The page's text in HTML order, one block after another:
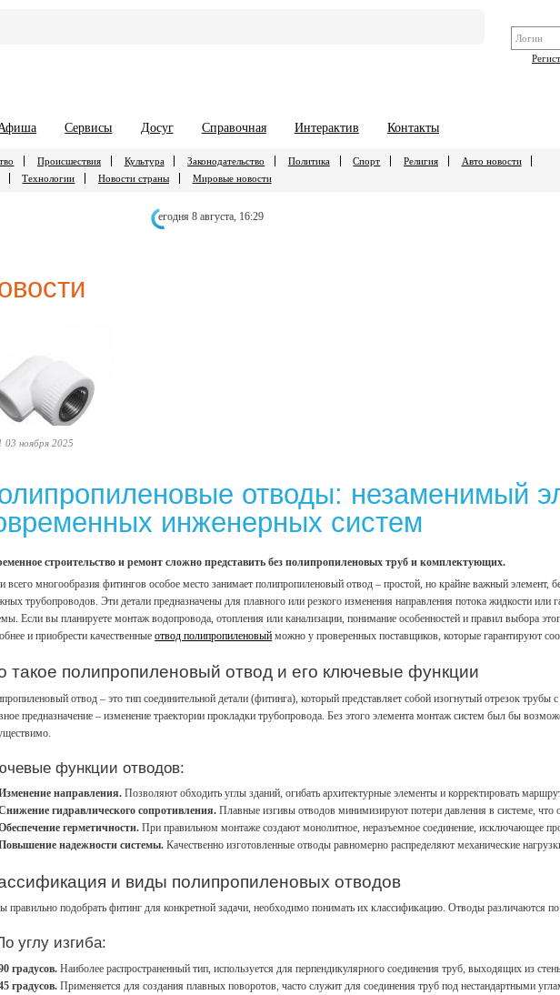
Сервисы Досуг Справочная Интерактив Контакты
Происшествия Культура Законодательство Политика Спорт Религия
Авто новости
Технологии Новости страны Мировые новости
егодня 8 августа, 16:29
03 ноября 2025
отводы: незаменимый
инженерных систем
строительство и ремонт сложно представить без полипропиленовых труб и комплектующих.
всего многообразия фитингов особое место занимает полипропиленовый отвод – простой, но крайне важный элемент,
трубопроводов. Эти детали предназначены для плавного или резкого изменения направления потока жидкости или
Если вы планируете монтаж водопровода, отопления или канализации, понимание особенностей и правил выбора
и приобрести качественныеотвод полипропиленовый можно у проверенных поставщиков, которые гарантируют
такое полипропиленовый отвод и его ключевые функции
отвод – это тип соединительной детали (фитинга), который представляет собой изогнутый отрезок
предназначение – изменение траектории прокладки трубопровода. Без этого элемента монтаж систем был бы
функции отводов:
направления. Позволяют обходить углы зданий, огибать архитектурные элементы и корректировать
гидравлического сопротивления. Плавные изгивы отводов минимизируют потери давления в системе, что
герметичности. При правильном монтаже создают монолитное, неразъемное соединение, исключающее
надежности системы. Качественно изготовленные отводы равномерно распределяют механические
и виды полипропиленовых отводов
правильно подобрать фитинг для конкретной задачи, необходимо понимать их классификацию. Отводы различаются
углу изгиба:
градусов. Наиболее распространенный тип, используется для перпендикулярного соединения труб, выходящих из
градусов. Применяется для создания плавных поворотов, часто служит для соединения труб под нестандартными